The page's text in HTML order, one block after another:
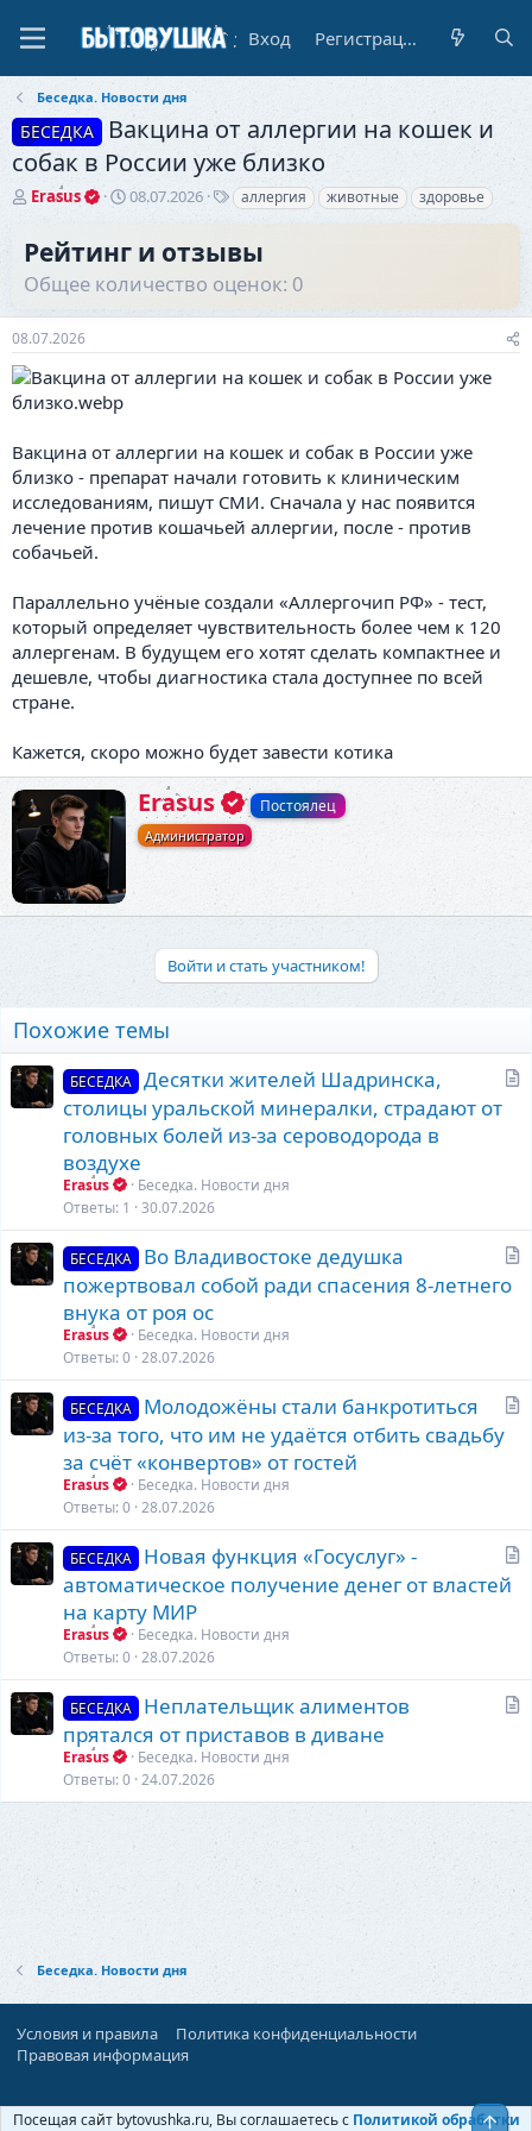
Вход Регистрация
Беседка. Новости дня
БЕСЕДКА
Вакцина от аллергии на кошек и
собак в России уже близко
А
о
р
е
м
ы
Erasus
Д
н
ч
а
08.07.2026
Т
и
аллергия животные здоровье
Рейтинг и отзывы
Общее количество оценок: 0
08.07.2026
Вакцина от аллергии на кошек и собак в России уже
близко - препарат начали готовить к клиническим
исследованиям, пишут СМИ. Сначала у нас появится
лечение против кошачьей аллергии, после - против
собачьей.
Параллельно учёные создали «Аллергочип РФ» - тест,
который определяет чувствительность более чем к 120
аллергенам. В будущем его хотят сделать компактнее и
дешевле, чтобы диагностика стала доступнее по всей
стране.
Кажется, скоро можно будет завести котика
А
в
т
Erasus Постоялец
Администратор
Войти и стать участником!
Похожие темы
БЕСЕДКА
Десятки жителей Шадринска,
столицы уральской минералки, страдают от
головных болей из‑за сероводорода в
воздухе
Erasus
Беседка. Новости дня
Ответы 1 30.07.2026
БЕСЕДКА
Во Владивостоке дедушка
пожертвовал собой ради спасения 8-летнего
внука от роя ос
Erasus
Беседка. Новости дня
Ответы 0 28.07.2026
БЕСЕДКА
Молодожёны стали банкротиться
из-за того, что им не удаётся отбить свадьбу
за счёт «конвертов» от гостей
Erasus
Беседка. Новости дня
Ответы 0 28.07.2026
БЕСЕДКА
Новая функция «Госуслуг» -
автоматическое получение денег от властей
на карту МИР
Erasus
Беседка. Новости дня
Ответы 0 28.07.2026
ь
БЕСЕДКА
Неплательщик алиментов
прятался от приставов в диване
Erasus
Беседка. Новости дня
Ответы 0 24.07.2026
Беседка. Новости дня
Условия и правила
Политика конфиденциальности
Правовая информация
При поддержке:«Ностальгист»
Посещая сайт bytovushka.ru, Вы соглашаетесь с Политикой обработки
Верх